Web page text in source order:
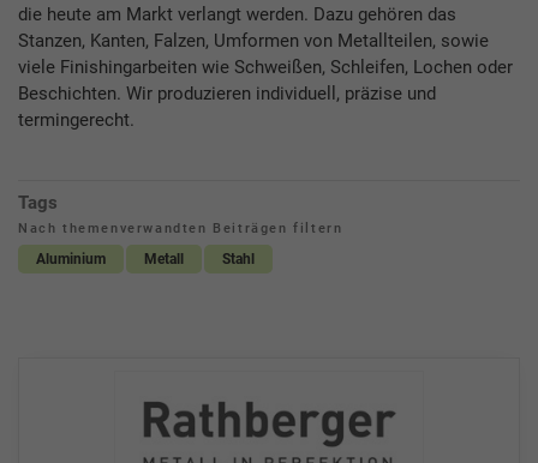
die heute am Markt verlangt werden. Dazu gehören das
Stanzen, Kanten, Falzen, Umformen von Metallteilen, sowie
viele Finishingarbeiten wie Schweißen, Schleifen, Lochen oder
Beschichten. Wir produzieren individuell, präzise und
termingerecht.
Tags
Nach themenverwandten Beiträgen filtern
Aluminium Metall Stahl